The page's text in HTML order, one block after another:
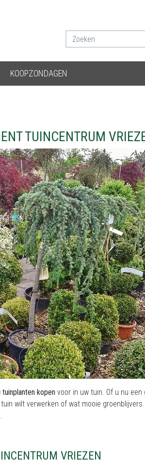
KOOPZONDAGEN
TUINCENTRUM
kopen voor in uw tuin. Of u nu
wilt verwerken of wat mooie
VRIEZEN